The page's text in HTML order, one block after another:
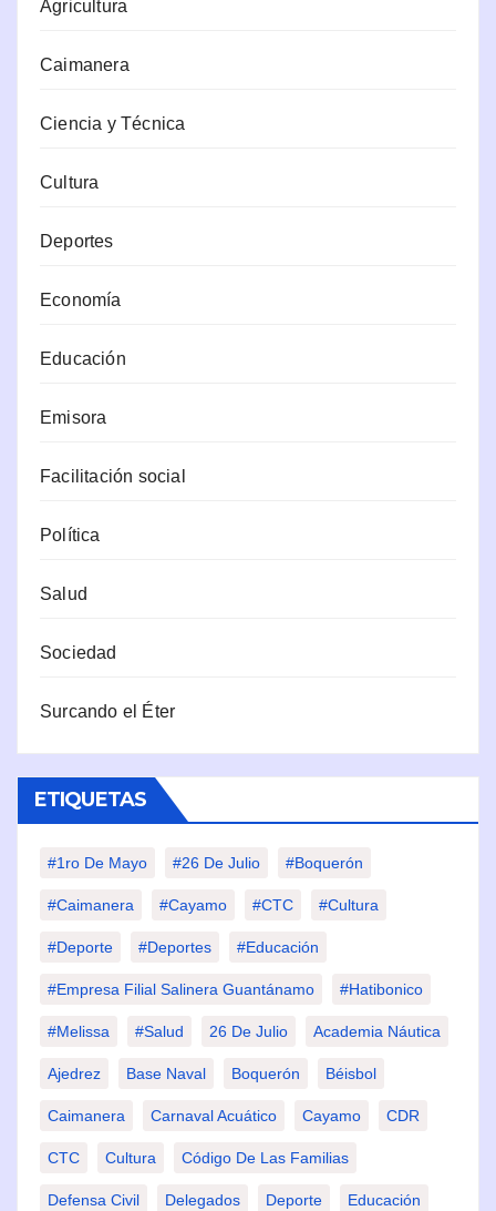
Agricultura
Caimanera
Ciencia y Técnica
Cultura
Deportes
Economía
Educación
Emisora
Facilitación social
Política
Salud
Sociedad
Surcando el Éter
ETIQUETAS
#1ro De Mayo #26 De Julio #Boquerón
#Caimanera #Cayamo #CTC #Cultura
#Deporte #deportes #Educación
#Empresa Filial Salinera Guantánamo #Hatibonico
#Melissa #Salud 26 De Julio Academia Náutica
Ajedrez Base Naval Boquerón Béisbol
Caimanera Carnaval Acuático Cayamo CDR
CTC Cultura Código De Las Familias
Defensa Civil Delegados Deporte Educación